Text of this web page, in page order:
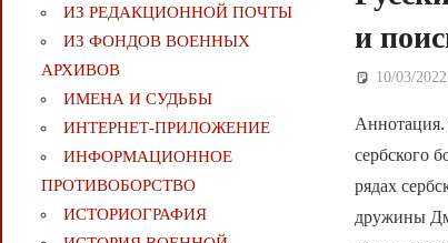
и
10/03/2022
Аннотация.
сербского
рядах
дружины
ИЗ РЕДАКЦИОННОЙ ПОЧТЫ
ИЗ ФОНДОВ ВОЕННЫХ
АРХИВОВ
ИМЕНА И СУДЬБЫ
ИНТЕРНЕТ-ПРИЛОЖЕНИЕ
ИНФОРМАЦИОННОЕ
ПРОТИВОБОРСТВО
ИСТОРИОГРАФИЯ